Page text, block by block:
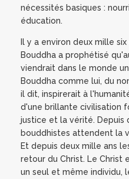
nécessités basiques :
éducation.
Il y a environ deux mille
Bouddha a prophétisé
viendrait dans le monde
Bouddha comme lui, du
il dit, inspirerait à
d'une brillante civilisation
justice et la vérité. Depuis
bouddhistes attendent la
Et depuis deux mille ans
retour du Christ. Le Christ
un seul et même individu,